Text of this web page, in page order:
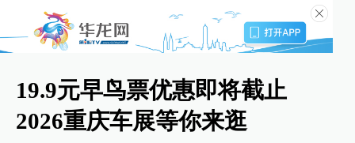
19.9元早鸟票优惠即将截止
2026重庆车展等你来逛